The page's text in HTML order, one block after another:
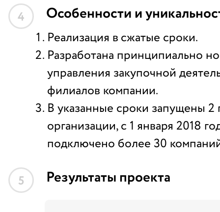
4 Особенности и
Реализация всжатые сроки.
Разработана принципиально
управления закупочной
филиалов компании.
В указанные сроки запущены
организации, с 1 января 2018
подключено более 30
5 Результаты проекта